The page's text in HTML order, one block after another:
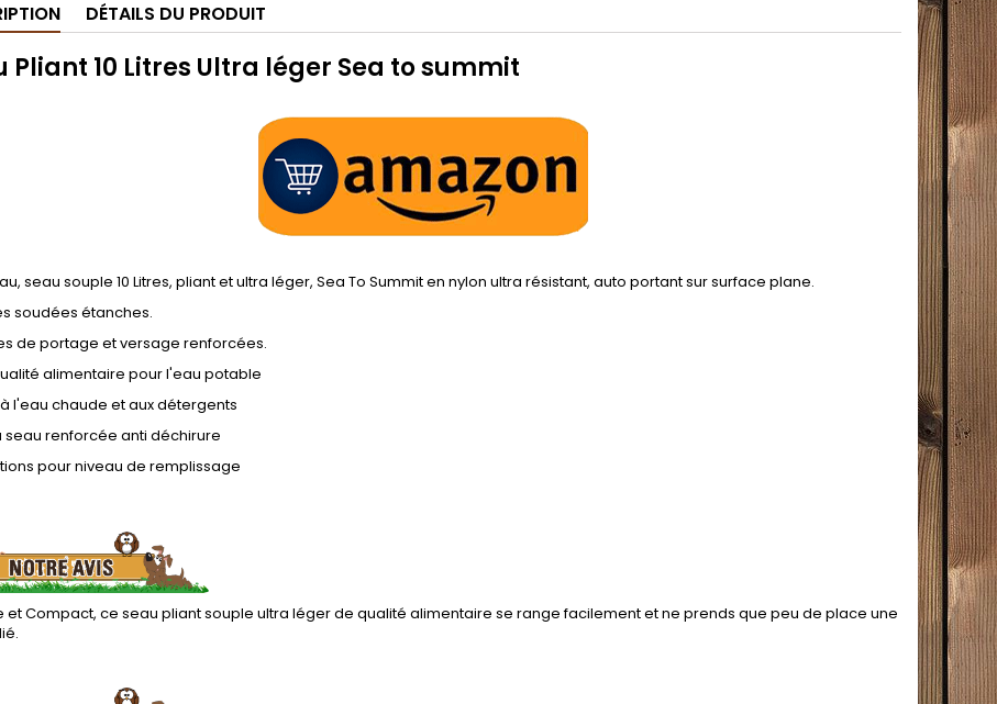
DÉTAILS DU PRODUIT
Pliant 10 Litres Ultra léger Sea to summit
seau souple 10 Litres, pliant et ultra léger, Sea To Summit en nylon ultra résistant, auto portant sur surface plane.
soudées étanches.
de portage et versage renforcées.
alimentaire pour l'eau potable
l'eau chaude et aux détergents
seau renforcée anti déchirure
pour niveau de remplissage
et Compact, ce seau pliant souple ultra léger de qualité alimentaire se range facilement et ne prends que peu de place une